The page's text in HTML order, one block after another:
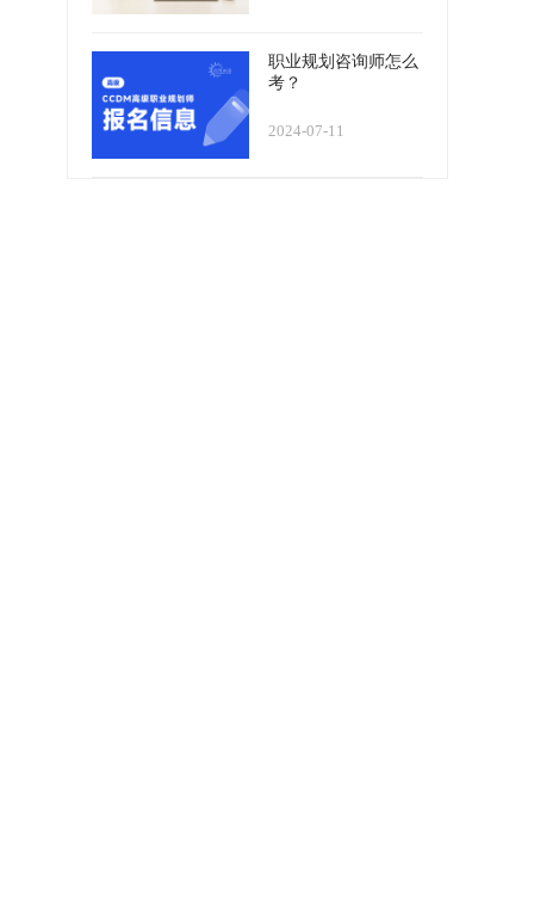
职业规划咨询师怎么
考？
2024-07-11